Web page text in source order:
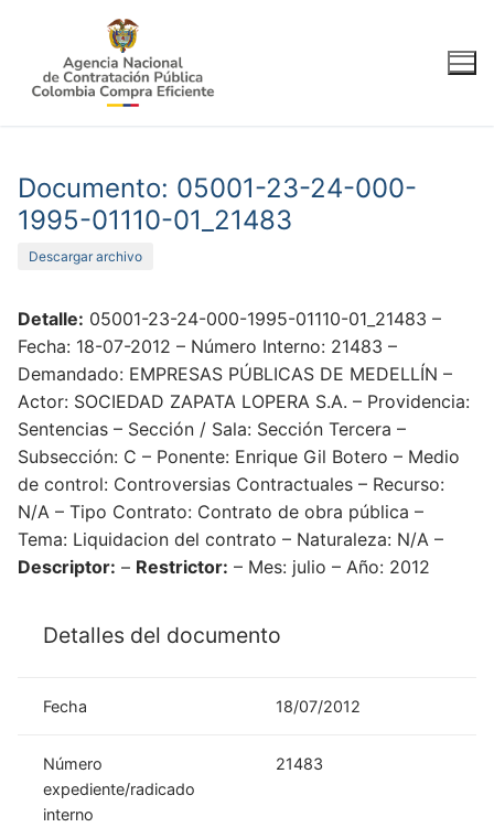
contenido
Documento: 05001-23-24-000-
1995-01110-01_21483
Descargar archivo
Detalle: 05001-23-24-000-1995-01110-01_21483 –
Fecha: 18-07-2012 – Número Interno: 21483 –
Demandado: EMPRESAS PÚBLICAS DE MEDELLÍN –
Actor: SOCIEDAD ZAPATA LOPERA S.A. – Providencia:
Sentencias – Sección / Sala: Sección Tercera –
Subsección: C – Ponente: Enrique Gil Botero – Medio
de control: Controversias Contractuales – Recurso:
N/A – Tipo Contrato: Contrato de obra pública –
Tema: Liquidacion del contrato – Naturaleza: N/A –
Descriptor: – Restrictor: – Mes: julio – Año: 2012
Detalles del documento
Fecha 18/07/2012
Número
expediente/radicado
interno
21483